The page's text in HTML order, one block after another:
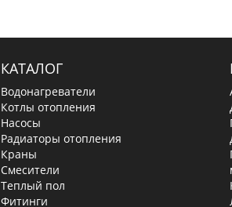
КАТАЛОГ
Водонагреватели
Котлы отопления
Насосы
Радиаторы отопления
Краны
Смесители
Теплый пол
Фитинги